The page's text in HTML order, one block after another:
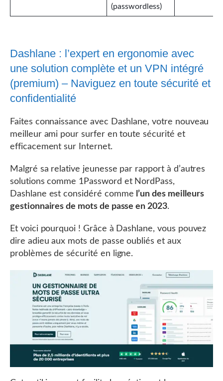
(passwordless)
Dashlane : l’expert en ergonomie avec
une solution complète et un VPN intégré
(premium) – Naviguez en toute sécurité et
confidentialité
Faites connaissance avec Dashlane, votre nouveau
meilleur ami pour surfer en toute sécurité et
efficacement sur Internet.
Malgré sa relative jeunesse par rapport à d’autres
solutions comme 1Password et NordPass,
Dashlane est considéré comme l’un des meilleurs
gestionnaires de mots de passe en 2023.
Et voici pourquoi ! Grâce à Dashlane, vous pouvez
dire adieu aux mots de passe oubliés et aux
problèmes de sécurité en ligne.